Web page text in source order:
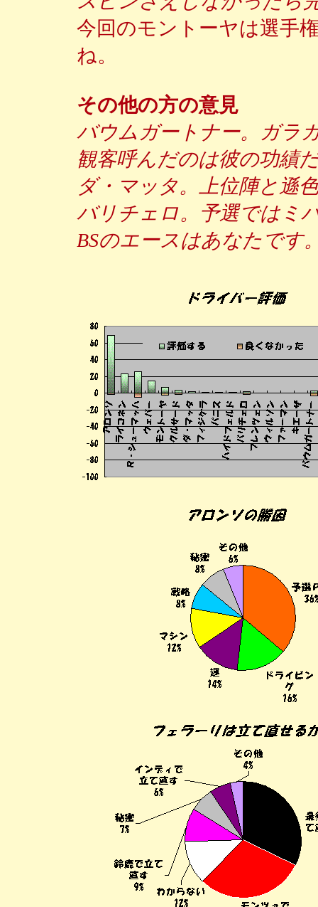
今回のモントーヤは選手
ね。
その他の方の意見
バウムガートナー。ガラ
観客呼んだのは彼の功績
ダ・マッタ。上位陣と遜
バリチェロ。予選ではミ
BSのエースはあなたです